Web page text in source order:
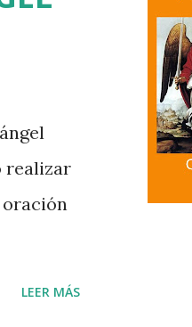
realizar
LEER MÁS